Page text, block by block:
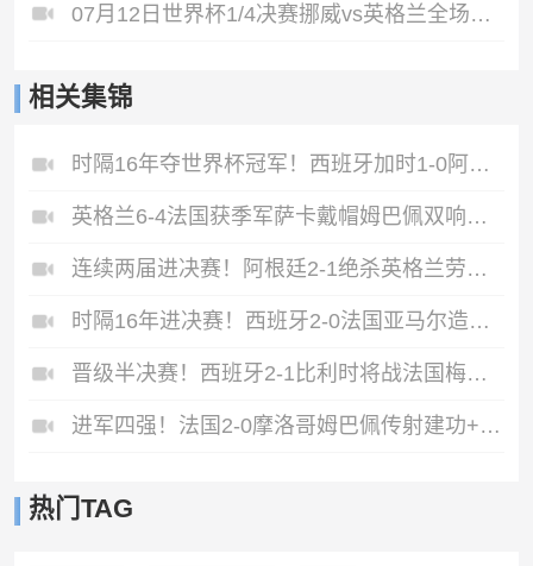
07月12日世界杯1/4决赛挪威vs英格兰全场录像
相关集锦
时隔16年夺世界杯冠军！西班牙加时1-0阿根廷费兰制胜恩佐染红
英格兰6-4法国获季军萨卡戴帽姆巴佩双响创纪录奥利塞2助+失良机
连续两届进决赛！阿根廷2-1绝杀英格兰劳塔罗恩佐破门梅西两助攻
时隔16年进决赛！西班牙2-0法国亚马尔造点奥亚萨瓦尔、波罗破门
晋级半决赛！西班牙2-1比利时将战法国梅里诺替补绝杀拉门斯送礼
进军四强！法国2-0摩洛哥姆巴佩传射建功+失点登贝莱贴地斩
热门TAG